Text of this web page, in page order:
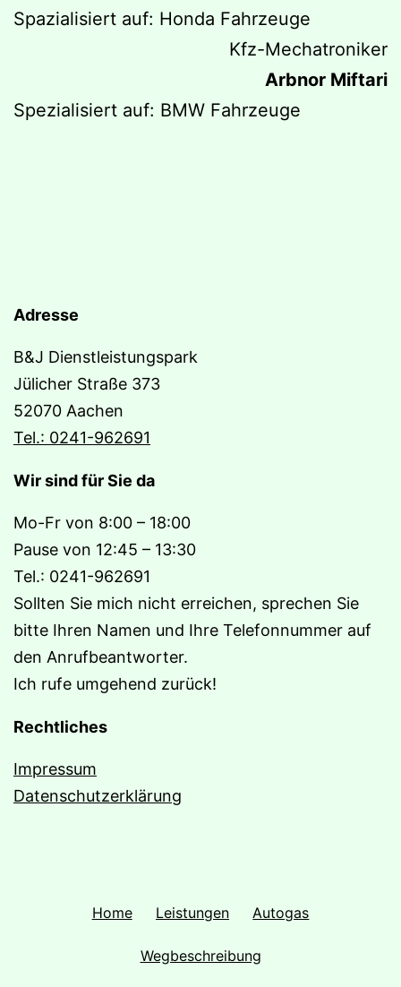
Spazialisiert auf: Honda Fahrzeuge
Kfz-Mechatroniker
Arbnor Miftari
Spezialisiert auf: BMW Fahrzeuge
Adresse
B&J Dienstleistungspark
Jülicher Straße 373
52070 Aachen
Tel.: 0241-962691
Wir sind für Sie da
Mo-Fr von 8:00 – 18:00
Pause von 12:45 – 13:30
Tel.: 0241-962691
Sollten Sie mich nicht erreichen, sprechen Sie
bitte Ihren Namen und Ihre Telefonnummer auf
den Anrufbeantworter.
Ich rufe umgehend zurück!
Rechtliches
Impressum
Datenschutzerklärung
Home Leistungen Autogas
Wegbeschreibung